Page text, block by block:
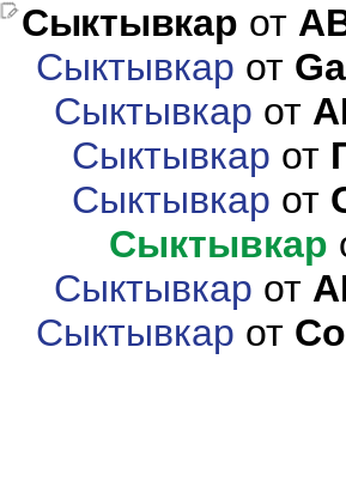
Сыктывкар от
Сыктывкар от
Сыктывкар от
Сыктывкар от
Сыктывкар от
Сыктывкар
Сыктывкар от
Сыктывкар от